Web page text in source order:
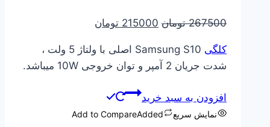
267500 تومان قیمت
267500 تومان
بود.
215000 تومان
215000 تومان
است.
کلگی
Samsung S10 اصلی با ولتاژ 5 ولت ،
شدت جریان 2 آمپر و توان خروجی 10W میباشد.
افزودن به سبد خرید
نمایش سریع Add to CompareAdded